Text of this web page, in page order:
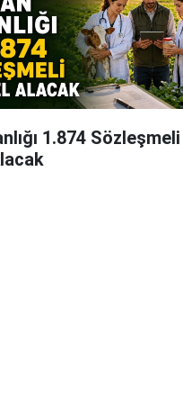
1.874 Sözleşmeli